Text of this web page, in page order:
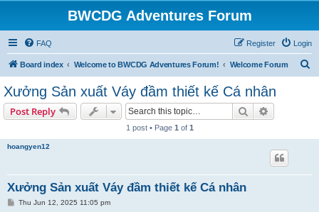
BWCDG Adventures Forum
FAQ Login
Register
Board index Welcome to BWCDG Adventures Forum! Welcome Forum
Xưởng Sản xuất Váy đầm thiết kế Cá nhân
Post Reply Search
1 post • Page 1 of 1
hoangyen12
Xưởng Sản xuất Váy đầm thiết kế Cá nhân
PThu Jun 12, 2025 11:05 pm